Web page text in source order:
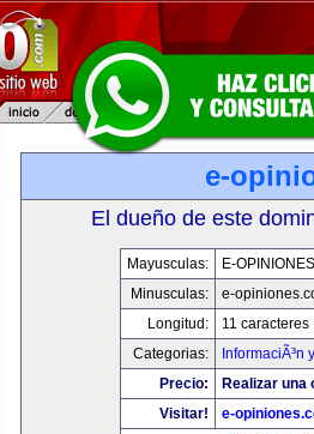
e-
El dueño de este
Mayusculas:
E-
Minusculas:
e-
Longitud:
11 caracteres
Categorias:
InformaciÃ³n
Precio:
Realizar una
Visitar!
e-